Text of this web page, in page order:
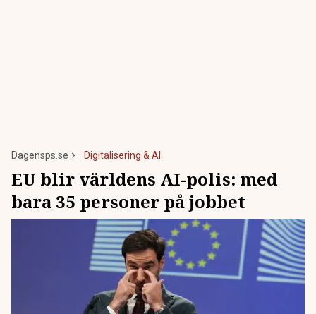
Dagensps.se Digitalisering & AI
EU blir världens AI-polis: med
bara 35 personer på jobbet